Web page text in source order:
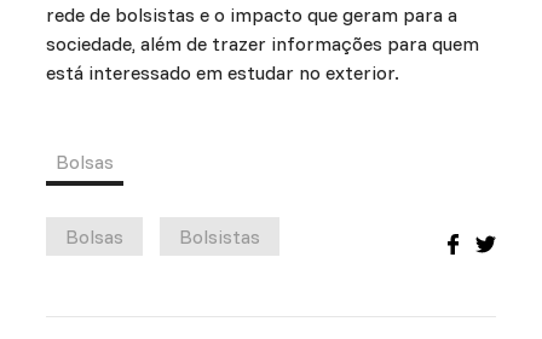
rede de bolsistas e o impacto que geram para a
sociedade, além de trazer informações para quem
está interessado em estudar no exterior.
Bolsas
Bolsas Bolsistas